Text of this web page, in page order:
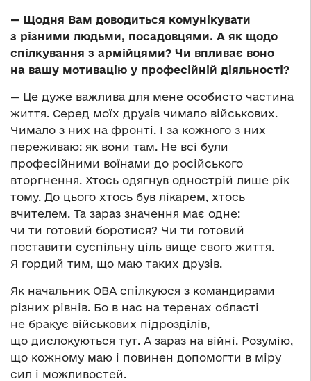
— Щодня Вам доводиться комунікувати
з різними людьми, посадовцями. А як щодо
спілкування з армійцями? Чи впливає воно
на вашу мотивацію у професійній діяльності?
— Це дуже важлива для мене особисто частина
життя. Серед моїх друзів чимало військових.
Чимало з них на фронті. І за кожного з них
переживаю: як вони там. Не всі були
професійними воїнами до російського
вторгнення. Хтось одягнув однострій лише рік
тому. До цього хтось був лікарем, хтось
вчителем. Та зараз значення має одне:
чи ти готовий боротися? Чи ти готовий
поставити суспільну ціль вище свого життя.
Я гордий тим, що маю таких друзів.
Як начальник ОВА спілкуюся з командирами
різних рівнів. Бо в нас на теренах області
не бракує військових підрозділів,
що дислокуються тут. А зараз на війні. Розумію,
що кожному маю і повинен допомогти в міру
сил і можливостей.